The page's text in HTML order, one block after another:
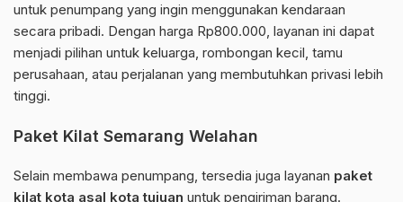
untuk penumpang yang ingin menggunakan kendaraan
secara pribadi. Dengan harga Rp800.000, layanan ini dapat
menjadi pilihan untuk keluarga, rombongan kecil, tamu
perusahaan, atau perjalanan yang membutuhkan privasi lebih
tinggi.
Paket Kilat Semarang Welahan
Selain membawa penumpang, tersedia juga layanan paket
kilat kota asal kota tujuan untuk pengiriman barang.